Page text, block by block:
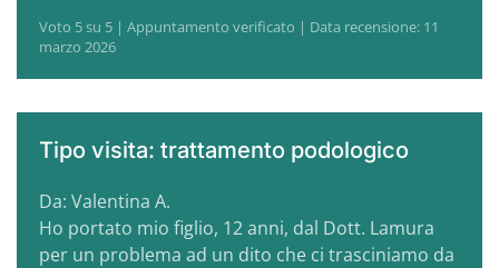
Voto 5 su 5 | Appuntamento verificato | Data recensione: 11
marzo 2026
Tipo visita: trattamento podologico
Da: Valentina A.
Ho portato mio figlio, 12 anni, dal Dott. Lamura
per un problema ad un dito che ci trasciniamo da